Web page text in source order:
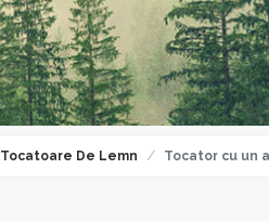
Tocatoare De Lemn Tocator cu un